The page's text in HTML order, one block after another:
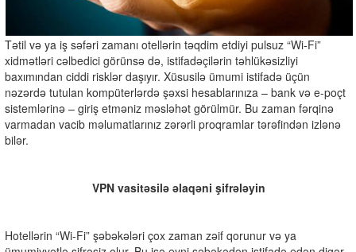
Tətil və ya iş səfəri zamanı otellərin təqdim etdiyi pulsuz “Wi-Fi”
xidmətləri cəlbedici görünsə də, istifadəçilərin təhlükəsizliyi
baxımından ciddi risklər daşıyır. Xüsusilə ümumi istifadə üçün
nəzərdə tutulan kompüterlərdə şəxsi hesablarınıza – bank və e-poçt
sistemlərinə – giriş etməniz məsləhət görülmür. Bu zaman fərqinə
varmadan vacib məlumatlarınız zərərli proqramlar tərəfindən izlənə
bilər.
VPN vasitəsilə əlaqəni şifrələyin
Hotellərin “Wi-Fi” şəbəkələri çox zaman zəif qorunur və ya